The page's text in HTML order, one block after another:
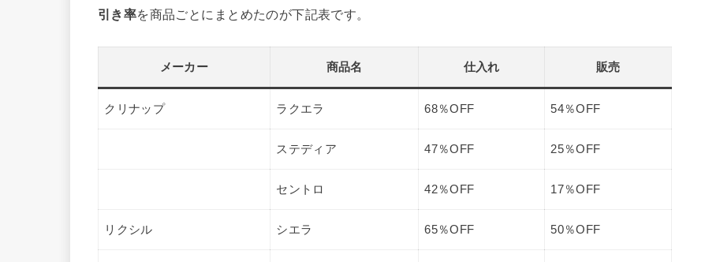
引き率を商品ごとにまとめたのが下記表です。
メーカー 商品名 仕入れ 販売
クリナップ ラクエラ 68％OFF 54％OFF
ステディア 47％OFF 25％OFF
セントロ 42％OFF 17％OFF
リクシル シエラ 65％OFF 50％OFF